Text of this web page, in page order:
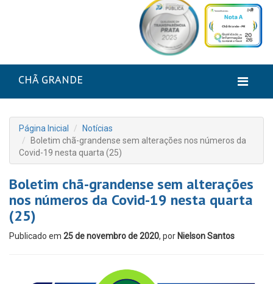
CHÃ GRANDE
Página Inicial
Notícias
Boletim chã-grandense sem alterações nos números da
Covid-19 nesta quarta (25)
Boletim chã-grandense sem alterações
nos números da Covid-19 nesta quarta
(25)
Publicado em 25 de novembro de 2020, por Nielson Santos